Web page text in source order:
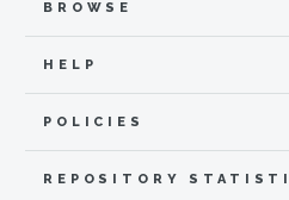
BROWSE
HELP
POLICIES
REPOSITORY